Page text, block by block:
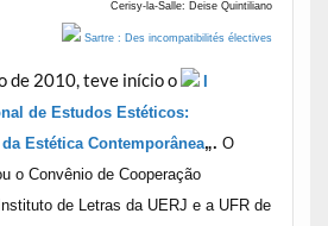
Cerisy-la-Salle: Deise Quintiliano
Sartre : Des incompatibilités électives
de 2010, teve início o
de Estudos Estéticos:
Estética Contemporânea„. O
o Convênio de Cooperação
de Letras da UERJ e a UFR de